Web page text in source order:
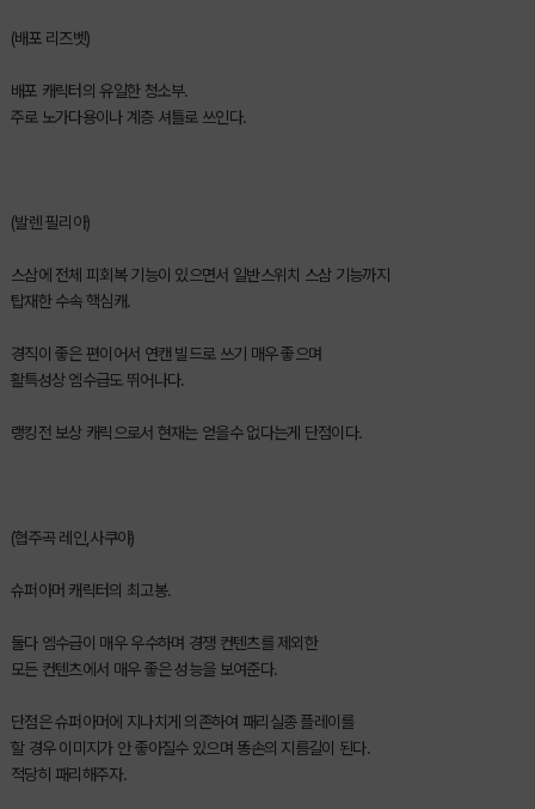
(배포 리즈벳)
배포 캐릭터의 유일한 청소부.
주로 노가다용이나 계층 셔틀로 쓰인다.
(발렌 필리아)
스삼에 전체 피회복 기능이 있으면서 일반스위치 스삼 기능까지
탑재한 수속 핵심캐.
경직이 좋은 편이어서 연캔 빌드로 쓰기 매우 좋으며
활특성상 엠수급도 뛰어나다.
랭킹전 보상 캐릭으로서 현재는 얻을수 없다는게 단점이다.
(협주곡 레인,사쿠야)
슈퍼아머 캐릭터의 최고봉.
둘다 엠수급이 매우 우수하며 경쟁 컨텐츠를 제외한
모든 컨텐츠에서 매우 좋은 성능을 보여준다.
단점은 슈퍼아머에 지나치게 의존하여 패리실종 플레이를
할 경우 이미지가 안 좋아질수 있으며 똥손의 지름길이 된다.
적당히 패리해주자.